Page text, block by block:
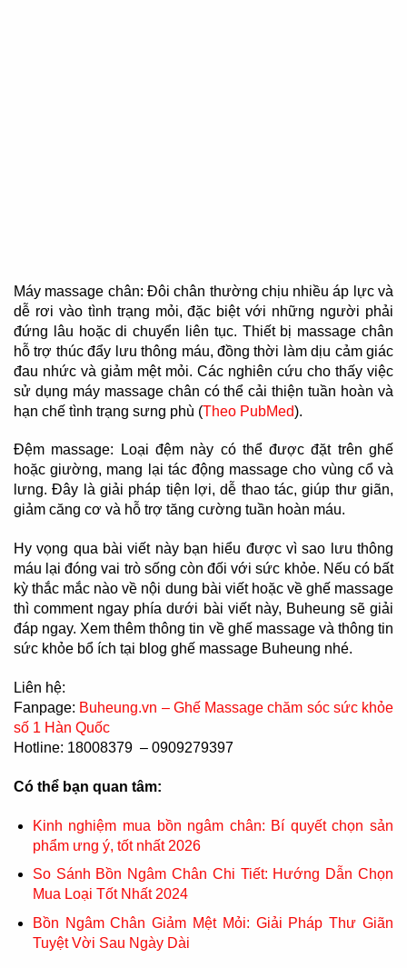
Máy massage chân: Đôi chân thường chịu nhiều áp lực và
dễ rơi vào tình trạng mỏi, đặc biệt với những người phải
đứng lâu hoặc di chuyển liên tục. Thiết bị massage chân
hỗ trợ thúc đẩy lưu thông máu, đồng thời làm dịu cảm giác
đau nhức và giảm mệt mỏi. Các nghiên cứu cho thấy việc
sử dụng máy massage chân có thể cải thiện tuần hoàn và
hạn chế tình trạng sưng phù (Theo PubMed).
Đệm massage: Loại đệm này có thể được đặt trên ghế
hoặc giường, mang lại tác động massage cho vùng cổ và
lưng. Đây là giải pháp tiện lợi, dễ thao tác, giúp thư giãn,
giảm căng cơ và hỗ trợ tăng cường tuần hoàn máu.
Hy vọng qua bài viết này bạn hiểu được vì sao lưu thông
máu lại đóng vai trò sống còn đối với sức khỏe. Nếu có bất
kỳ thắc mắc nào về nội dung bài viết hoặc về ghế massage
thì comment ngay phía dưới bài viết này, Buheung sẽ giải
đáp ngay. Xem thêm thông tin về ghế massage và thông tin
sức khỏe bổ ích tại blog ghế massage Buheung nhé.
Liên hệ:
Fanpage: Buheung.vn – Ghế Massage chăm sóc sức khỏe
số 1 Hàn Quốc
Hotline: 18008379 – 0909279397
Có thể bạn quan tâm:
Kinh nghiệm mua bồn ngâm chân: Bí quyết chọn sản
phẩm ưng ý, tốt nhất 2026
So Sánh Bồn Ngâm Chân Chi Tiết: Hướng Dẫn Chọn
Mua Loại Tốt Nhất 2024
Bồn Ngâm Chân Giảm Mệt Mỏi: Giải Pháp Thư Giãn
Tuyệt Vời Sau Ngày Dài